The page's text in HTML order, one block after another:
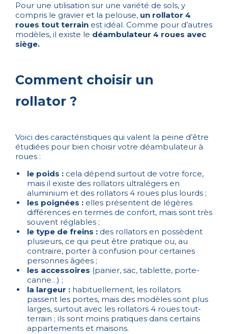
Pour une utilisation sur une variété de sols, y
compris le gravier et la pelouse, un rollator 4
roues tout terrain est idéal. Comme pour d’autres
modèles, il existe le déambulateur 4 roues avec
siège.
Comment choisir un
rollator ?
Voici des caractéristiques qui valent la peine d’être
étudiées pour bien choisir votre déambulateur à
roues :
le poids : cela dépend surtout de votre force,
mais il existe des rollators ultralégers en
aluminium et des rollators 4 roues plus lourds ;
les poignées : elles présentent de légères
différences en termes de confort, mais sont très
souvent réglables ;
le type de freins : des rollators en possèdent
plusieurs, ce qui peut être pratique ou, au
contraire, porter à confusion pour certaines
personnes âgées ;
les accessoires (panier, sac, tablette, porte-
canne…) ;
la largeur : habituellement, les rollators
passent les portes, mais des modèles sont plus
larges, surtout avec les rollators 4 roues tout-
terrain ; ils sont moins pratiques dans certains
appartements et maisons.